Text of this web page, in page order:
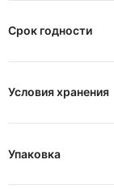
Срок годности
Условия хранения
Упаковка